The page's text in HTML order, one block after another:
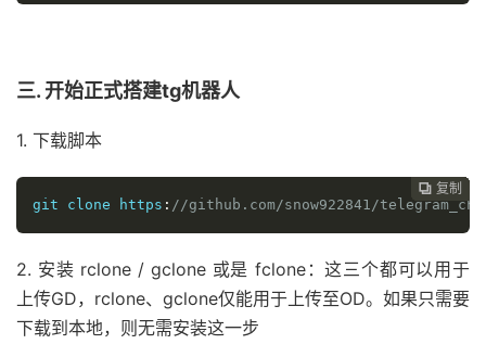
三. 开始正式搭建tg机器人
1. 下载脚本
 复制
 复制
 复制
 复制
 复制
 复制
 复制
 复制
git clone https : //github.com/snow922841/
2. 安装 rclone / gclone 或是 fclone：这三个都可以用于
上传GD，rclone、gclone仅能用于上传至OD。如果只需要
下载到本地，则无需安装这一步